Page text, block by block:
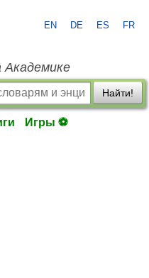
EN DE ES FR
Академике
Найти!
Игры ⚽